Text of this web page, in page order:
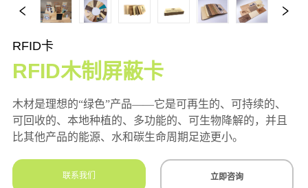
RFID卡
RFID木制屏蔽卡
联系我们 立即咨询